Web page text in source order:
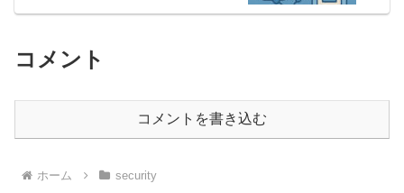
コメント
コメントを書き込む
ホーム security